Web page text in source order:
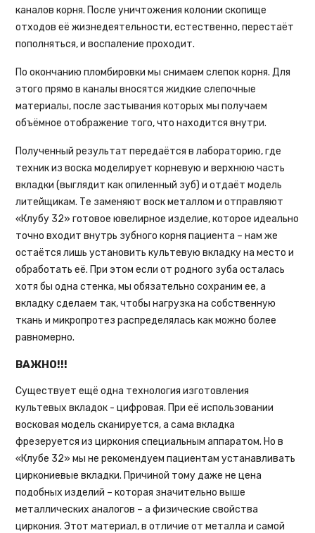
каналов корня. После уничтожения колонии скопище
отходов её жизнедеятельности, естественно, перестаёт
пополняться, и воспаление проходит.
По окончанию пломбировки мы снимаем слепок корня. Для
этого прямо в каналы вносятся жидкие слепочные
материалы, после застывания которых мы получаем
объёмное отображение того, что находится внутри.
Полученный результат передаётся в лабораторию, где
техник из воска моделирует корневую и верхнюю часть
вкладки (выглядит как опиленный зуб) и отдаёт модель
литейщикам. Те заменяют воск металлом и отправляют
«Клубу 32» готовое ювелирное изделие, которое идеально
точно входит внутрь зубного корня пациента – нам же
остаётся лишь установить культевую вкладку на место и
обработать её. При этом если от родного зуба осталась
хотя бы одна стенка, мы обязательно сохраним ее, а
вкладку сделаем так, чтобы нагрузка на собственную
ткань и микропротез распределялась как можно более
равномерно.
ВАЖНО!!!
Существует ещё одна технология изготовления
культевых вкладок - цифровая. При её использовании
восковая модель сканируется, а сама вкладка
фрезеруется из циркония специальным аппаратом. Но в
«Клубе 32» мы не рекомендуем пациентам устанавливать
циркониевые вкладки. Причиной тому даже не цена
подобных изделий – которая значительно выше
металлических аналогов – а физические свойства
циркония. Этот материал, в отличие от металла и самой